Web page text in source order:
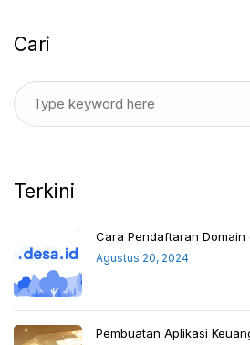
Cari
Terkini
Cara Pendaftaran Domain
Agustus 20, 2024
Pembuatan Aplikasi